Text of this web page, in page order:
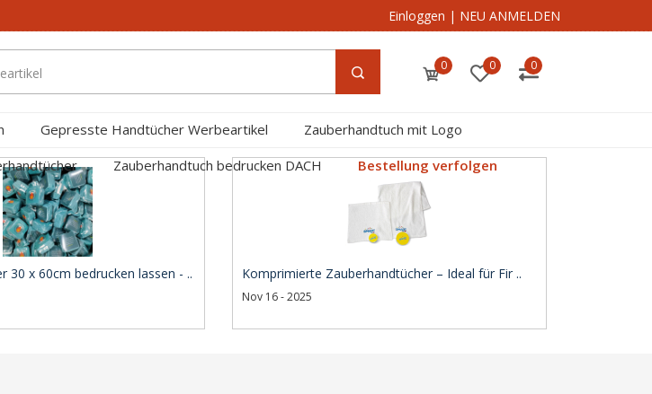
Einloggen | NEU ANMELDEN
0 0 0
Gepresste Handtücher Werbeartikel
Zauberhandtuch mit Logo
Zauberhandtuch bedrucken DACH Bestellung verfolgen
30 x 60cm bedrucken lassen - .. Komprimierte Zauberhandtücher – Ideal für Fir ..
Nov 16 - 2025